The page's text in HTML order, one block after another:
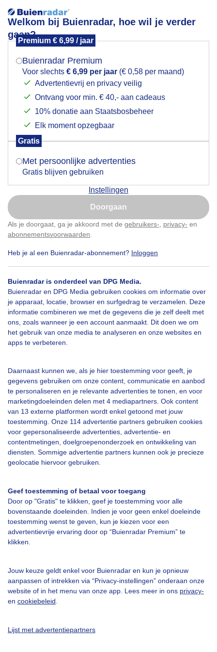
Welkom bij Buienradar, hoe wil je verder
gaan?
Premium € 6,99 / jaar
Buienradar Premium
Voor slechts € 6,99 per jaar (€ 0,58 per maand)
Advertentievrij en privacy veilig
Ontvang voor min. € 40,- aan cadeaus
10% donatie aan Staatsbosbeheer
Elk moment opzegbaar
Gratis
Met persoonlijke advertenties
Gratis blijven gebruiken
Instellingen
Doorgaan
Als je doorgaat, ga je akkoord met de gebruikers- privacy- en
abonnementsvoorwaarden
Heb je al een Buienradar-abonnement? Inloggen
Buienradar is onderdeel van DPG Media.
Buienradar en DPG Media gebruiken cookies om informatie over
je apparaat, locatie, browser en surfgedrag te verzamelen. Deze
informatie combineren we met de gegevens die je zelf deelt met
ons, zoals wanneer je een account aanmaakt. Dit doen we om
het gebruik van onze media te analyseren en onze websites en
apps te verbeteren.
Daarnaast kunnen we, als je hier toestemming voor geeft, je
gegevens gebruiken om onze content, communicatie en aanbod
te personaliseren en je relevante advertenties te tonen, en voor
marketingdoeleinden delen met 4 mediapartners. Ook content
van 13 externe platformen wordt enkel getoond met jouw
toestemming. Onze 114 advertentie partners gebruiken cookies
voor gepersonaliseerde advertenties, advertentie- en
contentmetingen, doelgroepenonderzoek en ontwikkeling van
diensten. Sommige advertentie partners kunnen ook je precieze
geolocatie hiervoor gebruiken.
Geef toestemming of betaal voor toegang
Door op "Gratis" te klikken, geef je toestemming voor alle
bovenstaande doeleinden. Indien je voor geen enkel doeleinde
toestemming wenst te geven, kun je kiezen voor een
advertentievrije ervaring door op “Buienradar Premium” te
klikken.
Jouw keuze geldt enkel voor Buienradar en kun je opnieuw
aanpassen of intrekken via “Privacy-instellingen” onderaan onze
website of in het menu van onze app. Lees meer in ons privacy-
en cookiebeleid
Lijst met advertentiepartners
Dubbele narcis
Narcis Double Flowers - Narcissus
Lente
Bekijk slideshow
Een moment geduld aub...
Bedrijfsgegevens
Veelgestelde vragen
Contact
Gebruikersvoorwaarden
Adverteren
Buienradar Team
Cookie beleid
Mogen we je locatie gebruiken voor het
Indien je hier nog geen akkoord op hebt gegeven,
verschijnt er zo een pop-up uit je browser waarin
Is goed, toon de popup
Nu niet, misschien later
Klik hierom dit aan te passen